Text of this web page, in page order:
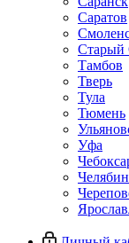
Саратов
Старый
Тамбов
Тверь
Тула
Тюмень
Уфа